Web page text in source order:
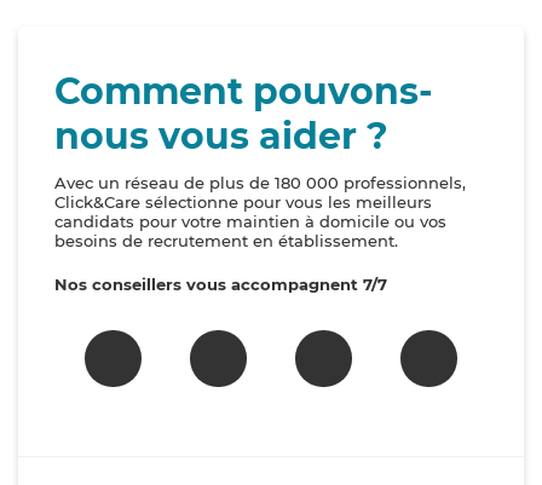
Comment pouvons-
nous vous aider ?
Avec un réseau de plus de 180 000 professionnels,
Click&Care sélectionne pour vous les meilleurs
candidats pour votre maintien à domicile ou vos
besoins de recrutement en établissement.
Nos conseillers vous accompagnent 7/7